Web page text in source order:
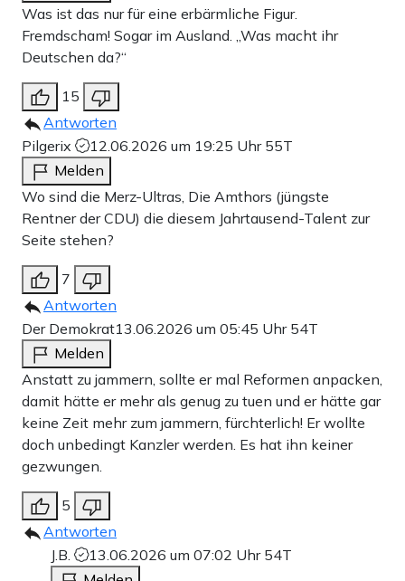
Was ist das nur für eine erbärmliche Figur.
Fremdscham! Sogar im Ausland. „Was macht ihr
Deutschen da?“
15
Antworten
Pilgerix
12.06.2026 um 19:25 Uhr 55T
Melden
Wo sind die Merz-Ultras, Die Amthors (jüngste
Rentner der CDU) die diesem Jahrtausend-Talent zur
Seite stehen?
7
Antworten
Der Demokrat13.06.2026 um 05:45 Uhr 54T
Melden
Anstatt zu jammern, sollte er mal Reformen anpacken,
damit hätte er mehr als genug zu tuen und er hätte gar
keine Zeit mehr zum jammern, fürchterlich! Er wollte
doch unbedingt Kanzler werden. Es hat ihn keiner
gezwungen.
5
Antworten
J.B.
13.06.2026 um 07:02 Uhr 54T